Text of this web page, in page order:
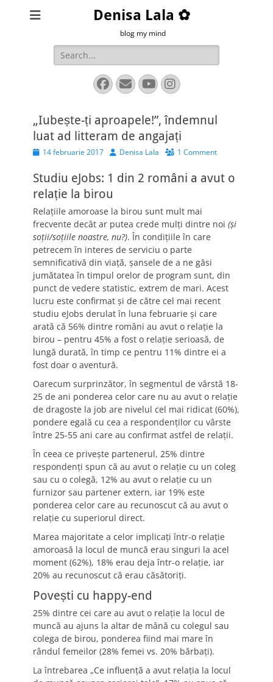
Denisa Lala ✿
blog my mind
Search
for:
Facebook
EmailYouTube
Instagram
„Iubește-ți aproapele!”, îndemnul
luat ad litteram de angajați
Posted14 februarie 2017 AuthorDenisa Lala 1 Comment
Studiu eJobs: 1 din 2 români a avut o
relație la birou
Relațiile amoroase la birou sunt mult mai
frecvente decât ar putea crede mulți dintre noi (și
soții/soțiile noastre, nu?). În condițiile în care
petrecem în interes de serviciu o parte
semnificativă din viață, șansele de a ne găsi
jumătatea în timpul orelor de program sunt, din
punct de vedere statistic, extrem de mari. Acest
lucru este confirmat și de către cel mai recent
studiu eJobs derulat în luna februarie și care
arată că 56% dintre români au avut o relație la
birou – pentru 45% a fost o relație serioasă, de
lungă durată, în timp ce pentru 11% dintre ei a
fost doar o aventură.
Oarecum surprinzător, în segmentul de vârstă 18-
25 de ani ponderea celor care nu au avut o relație
de dragoste la job are nivelul cel mai ridicat (60%),
pondere egală cu cea a respondenților cu vârste
între 25-55 ani care au confirmat astfel de relații.
În ceea ce privește partenerul, 25% dintre
respondenți spun că au avut o relație cu un coleg
sau cu o colegă, 12% au avut o relație cu un
furnizor sau partener extern, iar 19% este
ponderea celor care au recunoscut că au avut o
relație cu superiorul direct.
Marea majoritate a celor implicați într-o relație
amoroasă la locul de muncă erau singuri la acel
moment (62%), 18% erau deja într-o relație, iar
20% au recunoscut că erau căsătoriți.
Povești cu happy-end
25% dintre cei care au avut o relație la locul de
muncă au ajuns la altar de mână cu colegul sau
colega de birou, ponderea fiind mai mare în
rândul femeilor (28% femei vs. 20% bărbați).
La întrebarea „Ce influență a avut relația la locul